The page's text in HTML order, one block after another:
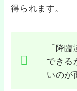
得られます。
「降
できる
いのが